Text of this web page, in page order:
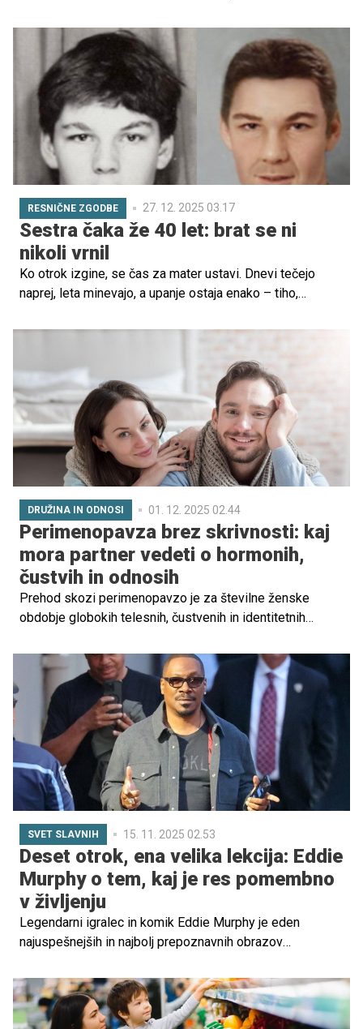
se je soočila z nepredstavljivim, kako sta ji ob strani
stala partner in družina ter kako se je naučila najti notranji
mir po eni izmed najtežjih preizkušenj v življenju.
RESNIČNE ZGODBE 27. 12. 2025 03.17
Sestra čaka že 40 let: brat se ni
nikoli vrnil
Ko otrok izgine, se čas za mater ustavi. Dnevi tečejo
naprej, leta minevajo, a upanje ostaja enako – tiho,
nosi isto vprašanje: je to on? Enako velja za celotno
družino pogrešanega – neskončno čakanje in vera, da se
bo nekega dne zgodilo nemogoče – da se bo otrok vrnil
domov.
DRUŽINA IN ODNOSI 01. 12. 2025 02.44
Perimenopavza brez skrivnosti: kaj
mora partner vedeti o hormonih,
čustvih in odnosih
Prehod skozi perimenopavzo je za številne ženske
obdobje globokih telesnih, čustvenih in identitetnih
utrujenost, nihanja energije, spremenjena samopodoba in
pogosto tudi drugačen pogled na partnerski odnos ter
družinske vloge.
SVET SLAVNIH 15. 11. 2025 02.53
Deset otrok, ena velika lekcija: Eddie
Murphy o tem, kaj je res pomembno
v življenju
Legendarni igralec in komik Eddie Murphy je eden
najuspešnejših in najbolj prepoznavnih obrazov
občinstvo po vsem svetu, se skriva predvsem – oče.